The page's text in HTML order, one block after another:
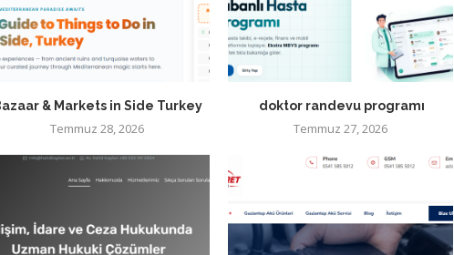
& Markets in Side Turkey
Temmuz 28, 2026
doktor randevu programı
Temmuz 27, 2026